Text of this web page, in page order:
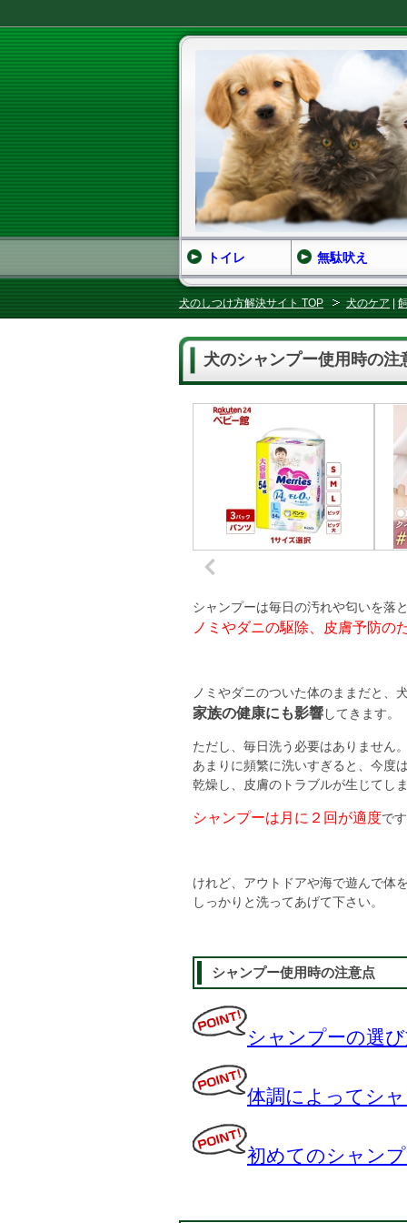
犬のしつけ方解決サイト TOP 犬のケア
犬のシャンプー使用時の注
シャンプーは毎日の汚れや匂いを落
ノミやダニの駆除、皮膚予防の
ノミやダニのついた体のままだと、
家族の健康にも影響してきます。
ただし、毎日洗う必要はありません
あまりに頻繁に洗いすぎると、今度
乾燥し、皮膚のトラブルが生じてしま
シャンプーは月に２回が適度です
けれど、アウトドアや海で遊んで体
しっかりと洗ってあげて下さい。
シャンプー使用時の注意点
シャンプーの選
体調によってシ
初めてのシャン
トイレ 無駄吠え